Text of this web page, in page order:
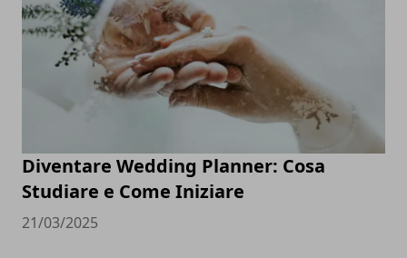
Diventare Wedding Planner: Cosa
Studiare e Come Iniziare
21/03/2025